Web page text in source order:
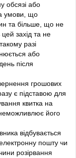
обсязі або
умови, що
та більше, що не
цей захід та не
разі
або
після
грошових
є підставою для
квитка на
його
відбувається
пошту чи
розірвання